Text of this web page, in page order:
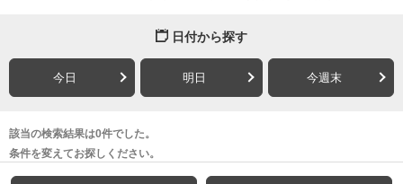
日付から探す
今日 明日 今週末
該当の検索結果は0件でした。
条件を変えてお探しください。